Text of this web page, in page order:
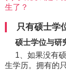
生了？
只有硕士学
硕士学位与研
1、如果没有
生学历。拥有的